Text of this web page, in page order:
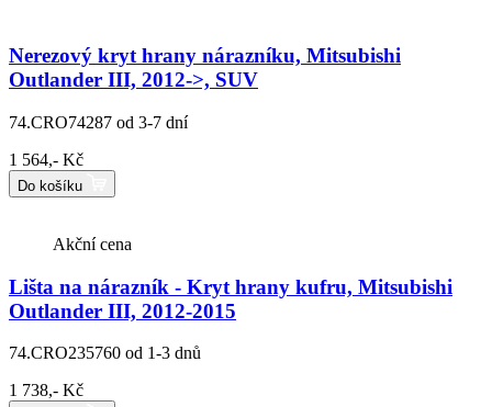
Nerezový kryt hrany nárazníku, Mitsubishi
Outlander III, 2012->, SUV
74.CRO74287 od 3-7 dní
1 564,- Kč
Do košíku
Akční cena
Lišta na nárazník - Kryt hrany kufru, Mitsubishi
Outlander III, 2012-2015
74.CRO235760 od 1-3 dnů
1 738,- Kč